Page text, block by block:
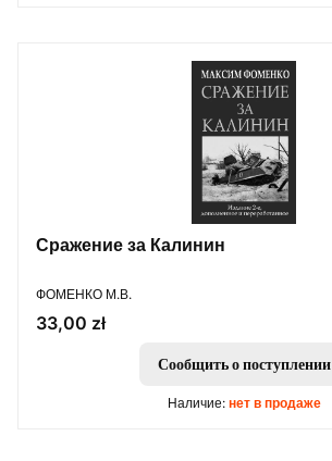
Сражение за Калинин
ПРОИЗВОДИТЕЛЬ
ФОМЕНКО М.В.
Цена
33,00 zł
Сообщить о поступлении
Наличие: нет в продаже